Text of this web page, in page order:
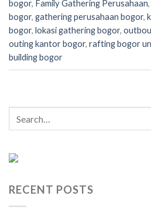
bogor, Family Gathering Perusahaan,
bogor, gathering perusahaan bogor,
bogor, lokasi gathering bogor,
outing kantor bogor, rafting bogor
building bogor
RECENT POSTS